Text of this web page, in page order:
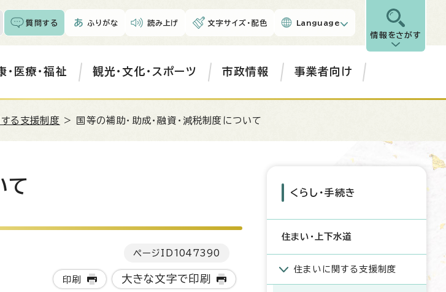
質問する ふりがな 読み上げ 文字サイズ・配色 Language
情報をさがす
・医療・福祉 観光・文化・スポーツ 市政情報 事業者向け
る支援制度 > 国等の補助・助成・融資・減税制度について
て
ページID 1047390
印刷 大きな文字で印刷
くらし・手続き
住まい・上下水道
住まいに関する支援制度